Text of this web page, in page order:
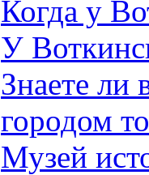
Когда у
У
Знаете ли
городом
Музей